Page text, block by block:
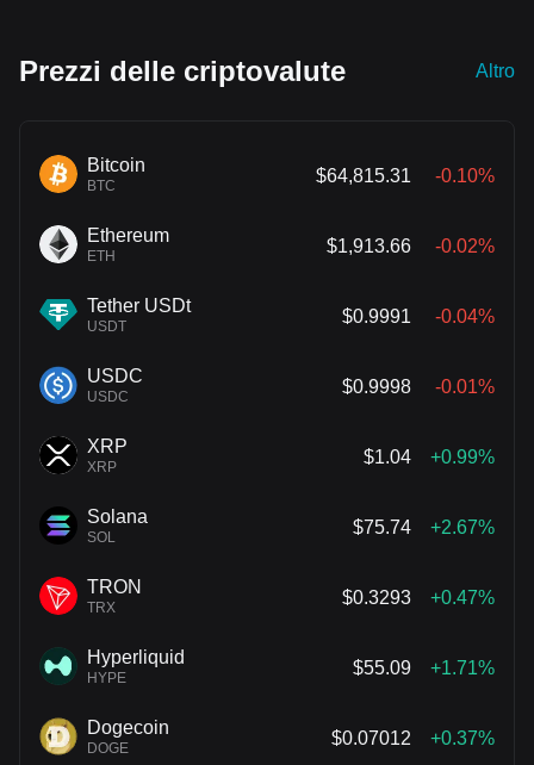
Prezzi delle criptovalute Altro
Bitcoin
BTC
$64,815.31 -0.10%
Ethereum
ETH
$1,913.66 -0.02%
Tether USDt
USDT
$0.9991 -0.04%
USDC
USDC
$0.9998 -0.01%
XRP
XRP
$1.04 +0.99%
Solana
SOL
$75.74 +2.67%
TRON
TRX
$0.3293 +0.47%
Hyperliquid
HYPE
$55.09 +1.71%
Dogecoin
DOGE
$0.07012 +0.37%